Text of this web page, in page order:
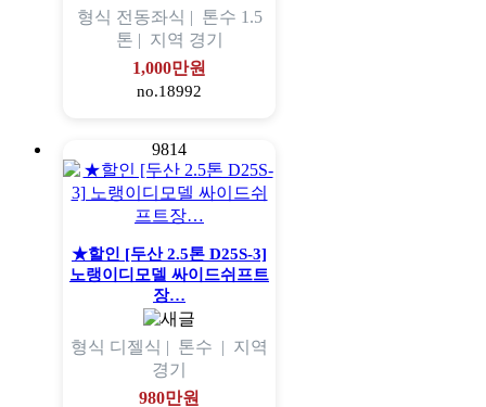
형식 전동좌식 | 톤수 1.5
톤 | 지역 경기
1,000만원
no.18992
9814
★할인 [두산 2.5톤 D25S-3]
노랭이디모델 싸이드쉬프트
장…
형식 디젤식 | 톤수 | 지역
경기
980만원